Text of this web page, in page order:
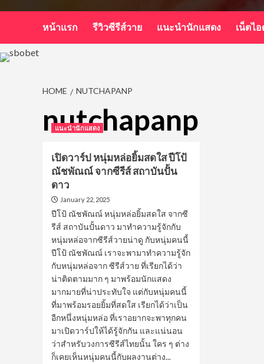
หน้าแรก รีวิวซีรีส์วาย แนะนำนักแสดง เน็ตไ
HOME NUTCHAPANP
nutchapanp
แนะนำนักแสดง
เปิดวาร์ป หนุ่มหล่อยิ้มสดใส ปีโป้
ณัชพัณณ์ จากซีรีส์ สถาบันปั้น
ดาว
January 22, 2025
ปีโป้ ณัชพัณณ์ หนุ่มหล่อยิ้มสดใส จากซี
รีส์ สถาบันปั้นดาว มาทำความรู้จักกับ
หนุ่มหล่อจากซีรีส์วายน่าดู กับหนุ่มคนนี้
ปีโป้ ณัชพัณณ์ เราจะพามาทำความรู้จัก
กับหนุ่มหล่อจาก ซีรีส์วาย ที่เรียกได้ว่า
น่าติดตามมาก ๆ มาพร้อมนักแสดง
มากมายที่น่าประทับใจ แต่กับหนุ่มคนนี้
ที่มาพร้อมรอยยิ้มที่สดใส เรียกได้ว่าเป็น
อีกหนึ่งหนุ่มหล่อ ที่เราอยากจะพาทุกคน
มาเปิดวาร์ปให้ได้รู้จักกัน และแน่นอน
ว่าสำหรับวงการซีรีส์ไทยนั้น ใคร ๆ ต่าง
ก็เคยเห็นหนุ่มคนนี้กับผลงานต่าง...